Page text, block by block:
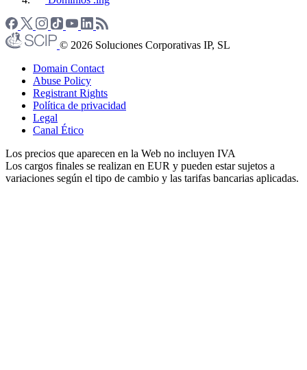
© 2026 Soluciones Corporativas IP, SL
Domain Contact
Abuse Policy
Registrant Rights
Política de privacidad
Legal
Canal Ético
Los precios que aparecen en la Web no incluyen IVA
Los cargos finales se realizan en EUR y pueden estar sujetos a
variaciones según el tipo de cambio y las tarifas bancarias aplicadas.